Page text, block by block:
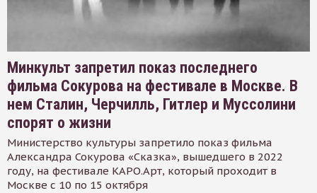
Минкульт запретил показ последнего
фильма Сокурова на фестивале в Москве. В
нем Сталин, Черчилль, Гитлер и Муссолини
спорят о жизни
Министерство культуры запретило показ фильма
Александра Сокурова «Сказка», вышедшего в 2022
году, на фестивале КАРО.Арт, который проходит в
Москве с 10 по 15 октября